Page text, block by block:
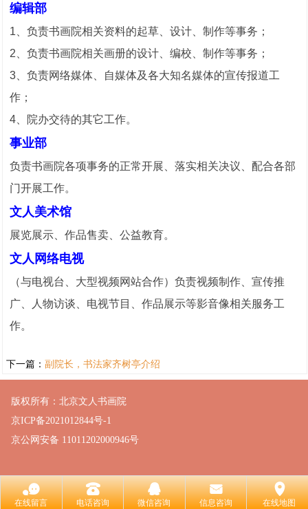
编辑部
1、负责书画院相关资料的起草、设计、制作等事务；
2、负责书画院相关画册的设计、编校、制作等事务；
3、负责网络媒体、自媒体及各大知名媒体的宣传报道工
作；
4、院办交待的其它工作。
事业部
负责书画院各项事务的正常开展、落实相关决议、配合各部
门开展工作。
文人美术馆
展览展示、作品售卖、公益教育。
文人网络电视
（与电视台、大型视频网站合作）负责视频制作、宣传推
广、人物访谈、电视节目、作品展示等影音像相关服务工
作。
下一篇： 副院长，书法家齐树亭介绍
版权所有：北京文人书画院
京ICP备2021012844号-1
京公网安备 11011202000946号
󰂮
在线留言
󰇯
电话咨询
󰇇
微信咨询
󰄸
信息咨询
󰅊
在线地图